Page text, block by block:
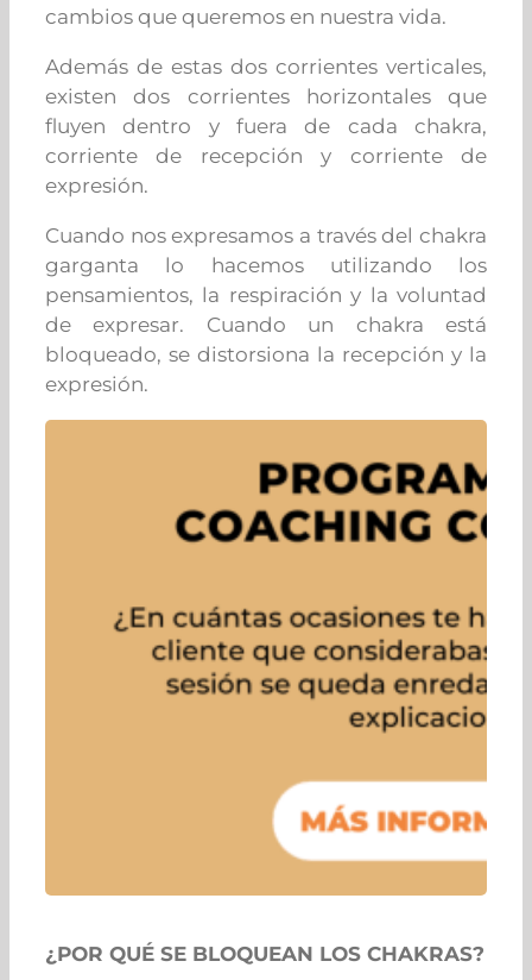
cambios que queremos en nuestra vida.
Además de estas dos corrientes verticales,
existen dos corrientes horizontales que
fluyen dentro y fuera de cada chakra,
corriente de recepción y corriente de
expresión.
Cuando nos expresamos a través del chakra
garganta lo hacemos utilizando los
pensamientos, la respiración y la voluntad
de expresar. Cuando un chakra está
bloqueado, se distorsiona la recepción y la
expresión.
¿POR QUÉ SE BLOQUEAN LOS CHAKRAS?